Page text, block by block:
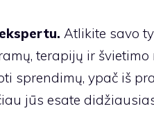
Atlikite savo
terapijų ir
sprendimų, ypač iš
jūs esate